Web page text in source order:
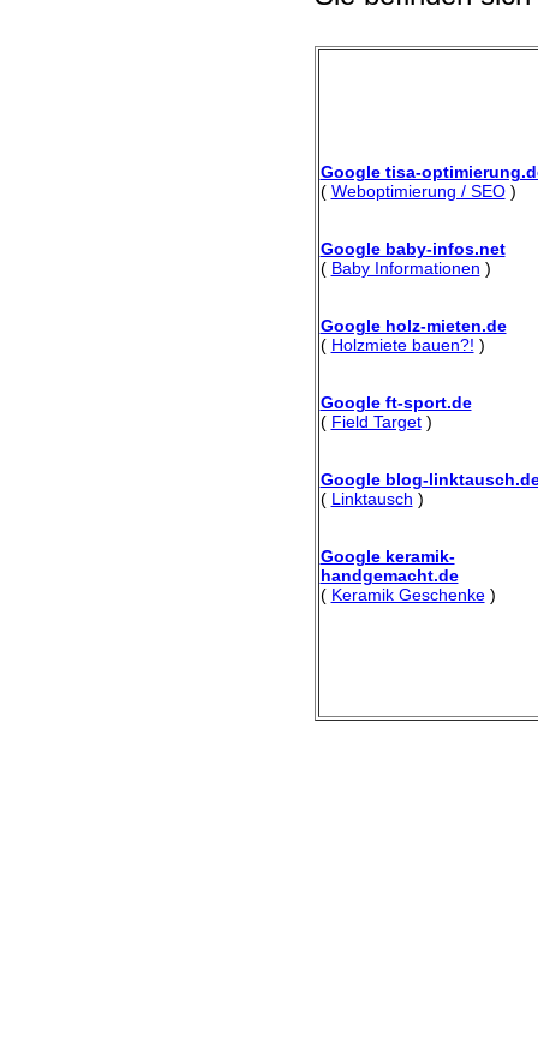
Google tisa-
( Weboptimierung / SEO)
Google baby-infos.net
( Baby Informationen )
Google holz-mieten.de
( Holzmiete bauen?! )
Google ft-sport.de
( Field Target)
Google blog-
( Linktausch )
Google keramik-
handgemacht.de
( Keramik Geschenke)